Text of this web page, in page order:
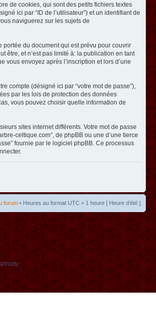
de cookies, qui sont des petits fichiers textes
ici par “ID de l’utilisateur”) et un identifiant de
naviguerez sur les sujets de
portée du document qui est prévu pour couvrir
être, et n’est pas limité à: la publication en tant
vous envoyez après l’inscription et lors d’une
compte (désigné ici par “votre mot de passe”),
par les lois de protection des données
vous pouvez choisir quelle information de
sites internet différents. Votre mot de passe
celtique.com”, de phpBB ou une d’une tierce
fournie par le logiciel phpBB. Ce processus
forum • Heures au format UTC + 1 heure [ Heure d’été ]